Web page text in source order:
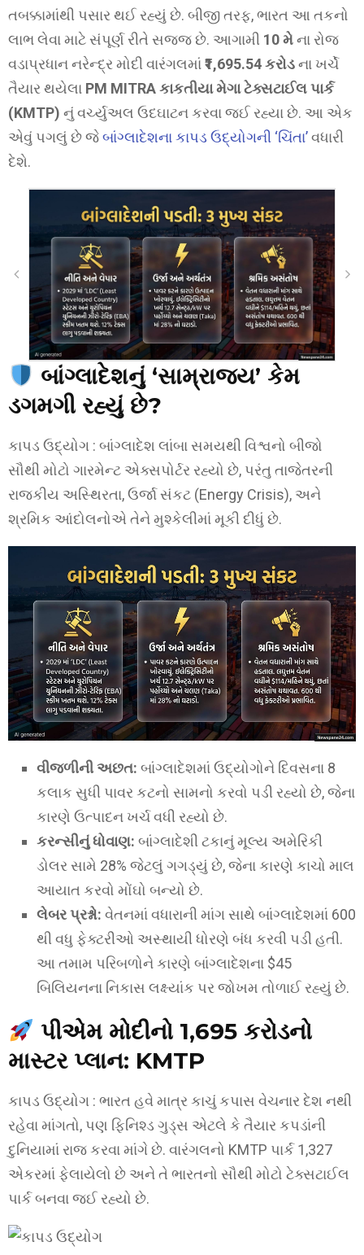
તબક્કામાંથી પસાર થઈ રહ્યું છે. બીજી તરફ, ભારત આ તકનો
લાભ લેવા માટે સંપૂર્ણ રીતે સજ્જ છે. આગામી 10 મેના રોજ
વડાપ્રધાન નરેન્દ્ર મોદી વારંગલમાં₹1,695.54 કરોડના ખર્ચે
તૈયાર થયેલા PM MITRA કાકતીયા મેગા ટેક્સટાઈલ પાર્ક
(KMTP) નું વર્ચ્યુઅલ ઉદઘાટન કરવા જઈ રહ્યા છે. આ એક
એવું પગલું છે જેબાંગ્લાદેશના કાપડ ઉદ્યોગની ‘ચિંતા’વધારી
દેશે.
બાંગ્લાદેશનું ‘સામ્રાજ્ય’ કેમ
ડગમગી રહ્યું છે?
કાપડ ઉદ્યોગ : બાંગ્લાદેશ લાંબા સમયથી વિશ્વનો બીજો
સૌથી મોટો ગારમેન્ટ એક્સપોર્ટર રહ્યો છે, પરંતુ તાજેતરની
રાજકીય અસ્થિરતા, ઉર્જા સંકટ (Energy Crisis), અને
શ્રમિક આંદોલનોએ તેને મુશ્કેલીમાં મૂકી દીધું છે.
વીજળીની અછત: બાંગ્લાદેશમાં ઉદ્યોગોને દિવસના 8
કલાક સુધી પાવર કટનો સામનો કરવો પડી રહ્યો છે, જેના
કારણે ઉત્પાદન ખર્ચ વધી રહ્યો છે.
કરન્સીનું ધોવાણ: બાંગ્લાદેશી ટકાનું મૂલ્ય અમેરિકી
ડોલર સામે 28% જેટલું ગગડ્યું છે, જેના કારણે કાચો માલ
આયાત કરવો મોંઘો બન્યો છે.
લેબર પ્રશ્નો: વેતનમાં વધારાની માંગ સાથે બાંગ્લાદેશમાં 600
થી વધુ ફેક્ટરીઓ અસ્થાયી ધોરણે બંધ કરવી પડી હતી.
આ તમામ પરિબળોને કારણે બાંગ્લાદેશના $45
બિલિયનના નિકાસ લક્ષ્યાંક પર જોખમ તોળાઈ રહ્યું છે.
પીએમ મોદીનો ₹1,695 કરોડનો
માસ્ટર પ્લાન: KMTP
કાપડ ઉદ્યોગ : ભારત હવે માત્ર કાચું કપાસ વેચનાર દેશ નથી
રહેવા માંગતો, પણ ફિનિશ્ડ ગુડ્સ એટલે કે તૈયાર કપડાંની
દુનિયામાં રાજ કરવા માંગે છે. વારંગલનો KMTP પાર્ક 1,327
એકરમાં ફેલાયેલો છે અને તે ભારતનો સૌથી મોટો ટેક્સટાઈલ
પાર્ક બનવા જઈ રહ્યો છે.